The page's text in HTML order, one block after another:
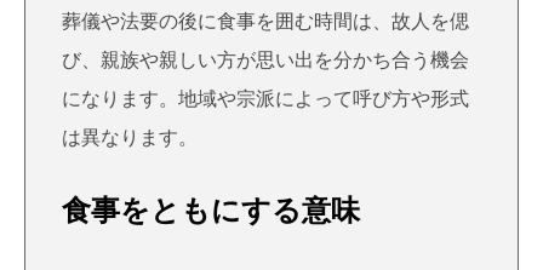
葬儀や法要の後に食事を囲む時間は、故人を偲
び、親族や親しい方が思い出を分かち合う機会
になります。地域や宗派によって呼び方や形式
は異なります。
食事をともにする意味